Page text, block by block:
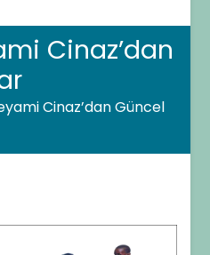
Cinaz’dan
Cinaz’dan Güncel